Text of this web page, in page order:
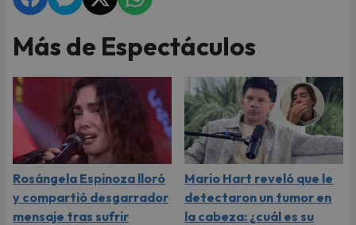
Más de Espectáculos
Rosángela Espinoza lloró
y compartió desgarrador
mensaje tras sufrir
Mario Hart reveló que le
detectaron un tumor en
la cabeza: ¿cuál es su